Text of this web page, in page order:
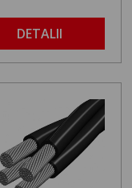
DETALII